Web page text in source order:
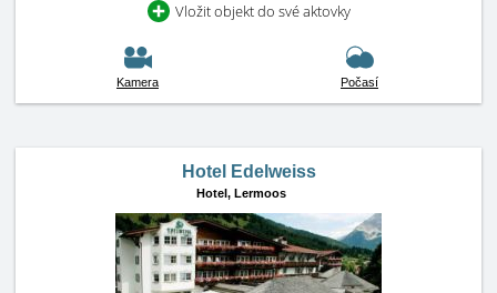
Vložit objekt do své aktovky
Kamera Počasí
Hotel Edelweiss
Hotel, Lermoos